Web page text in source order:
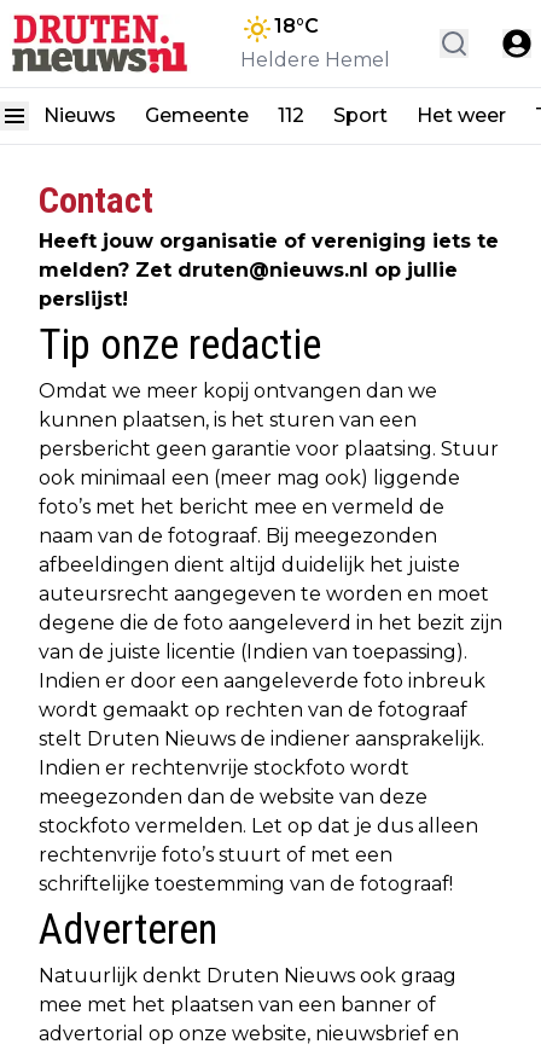
18°C
Heldere Hemel
Nieuws Gemeente 112 Sport Het weer
Contact
Heeft jouw organisatie of vereniging iets te
melden? Zet druten@nieuws.nl op jullie
perslijst!
Tip onze redactie
Omdat we meer kopij ontvangen dan we
kunnen plaatsen, is het sturen van een
persbericht geen garantie voor plaatsing. Stuur
ook minimaal een (meer mag ook) liggende
foto’s met het bericht mee en vermeld de
naam van de fotograaf. Bij meegezonden
afbeeldingen dient altijd duidelijk het juiste
auteursrecht aangegeven te worden en moet
degene die de foto aangeleverd in het bezit zijn
van de juiste licentie (Indien van toepassing).
Indien er door een aangeleverde foto inbreuk
wordt gemaakt op rechten van de fotograaf
stelt Druten Nieuws de indiener aansprakelijk.
Indien er rechtenvrije stockfoto wordt
meegezonden dan de website van deze
stockfoto vermelden. Let op dat je dus alleen
rechtenvrije foto’s stuurt of met een
schriftelijke toestemming van de fotograaf!
Adverteren
Natuurlijk denkt Druten Nieuws ook graag
mee met het plaatsen van een banner of
advertorial op onze website, nieuwsbrief en